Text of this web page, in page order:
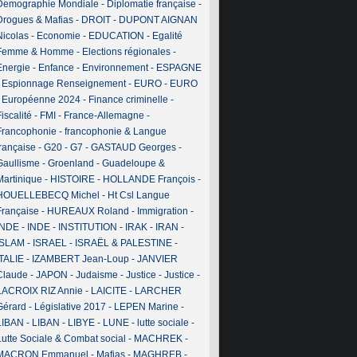
Mondiale - Diplomatie française -
& Mafias- DROIT- DUPONT AIGNAN
- Economie - EDUCATION - Egalité
& Homme - Elections régionales-
- Enfance - Environnement- ESPAGNE
Espionnage Renseignement- EURO- EURO
Européenne 2024- Finance criminelle -
- FMI - France-Allemagne -
- francophonie & Langue
- G20- G7 - GASTAUD Georges-
- Groenland - Guadeloupe &
- HISTOIRE- HOLLANDE François-
Michel - Ht Csl Langue
- HUREAUX Roland - Immigration -
- INDE- INSTITUTION - IRAK- IRAN -
- ISRAEL- ISRAËL & PALESTINE-
- IZAMBERT Jean-Loup- JANVIER
- JAPON - Judaisme - Justice - Justice -
RIZ Annie - LAICITE- LARCHER
- Législative 2017 - LEPEN Marine -
- LIBAN - LIBYE- LUNE- lutte sociale -
Sociale & Combat social - MACHREK-
Emmanuel - Mafias- MAGHREB-